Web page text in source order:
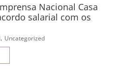
Nacional Casa
salarial com os
, Uncategorized